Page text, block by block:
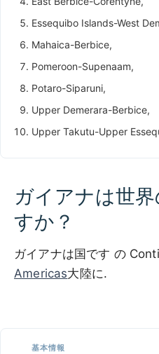
Essequibo Islands-West
Mahaica-Berbice,
Pomeroon-Supenaam,
Potaro-Siparuni,
Upper Demerara-Berbice,
Upper Takutu-Upper
ガイアナは世
すか？
ガイアナは国です の
Americas大陸に.
基本情報